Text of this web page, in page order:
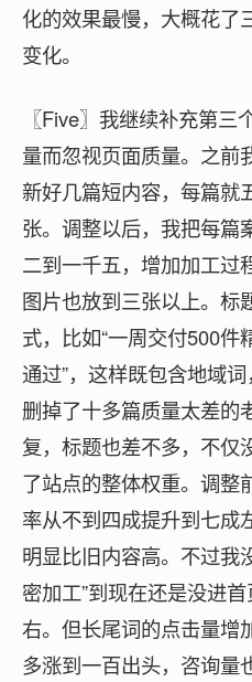
化的效果最慢，大概花了
变化。
〖Five〗我继续补充第
量而忽视页面质量。之前
新好几篇短内容，每篇就
张。调整以后，我把每篇
二到一千五，增加加工过
图片也放到三张以上。标
式，比如“一周交付500
通过”，这样既包含地域
删掉了十多篇质量太差的
复，标题也差不多，不仅
了站点的整体权重。调整
率从不到四成提升到七成
明显比旧内容高。不过我
密加工”到现在还是没进
右。但长尾词的点击量增
多涨到一百出头，咨询量